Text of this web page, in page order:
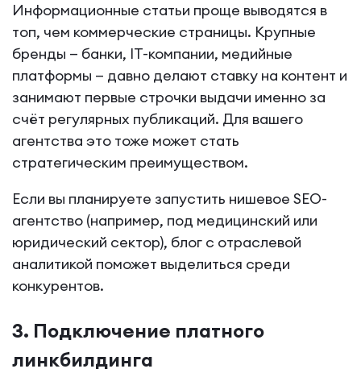
Информационные статьи проще выводятся в
топ, чем коммерческие страницы. Крупные
бренды — банки, IT-компании, медийные
платформы — давно делают ставку на контент и
занимают первые строчки выдачи именно за
счёт регулярных публикаций. Для вашего
агентства это тоже может стать
стратегическим преимуществом.
Если вы планируете запустить нишевое SEO-
агентство (например, под медицинский или
юридический сектор), блог с отраслевой
аналитикой поможет выделиться среди
конкурентов.
3. Подключение платного
линкбилдинга